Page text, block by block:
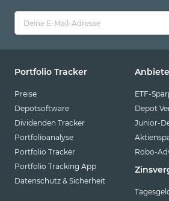
Portfolio Tracker
Preise
Depotsoftware
Dividenden Tracker
Portfolioanalyse
Portfolio Tracker
Portfolio Tracking App
Datenschutz & Sicherheit
ETF-
Depot
Junior-
Robo-